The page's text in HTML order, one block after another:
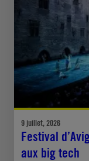
9 juillet, 2026
Festival
aux big tech